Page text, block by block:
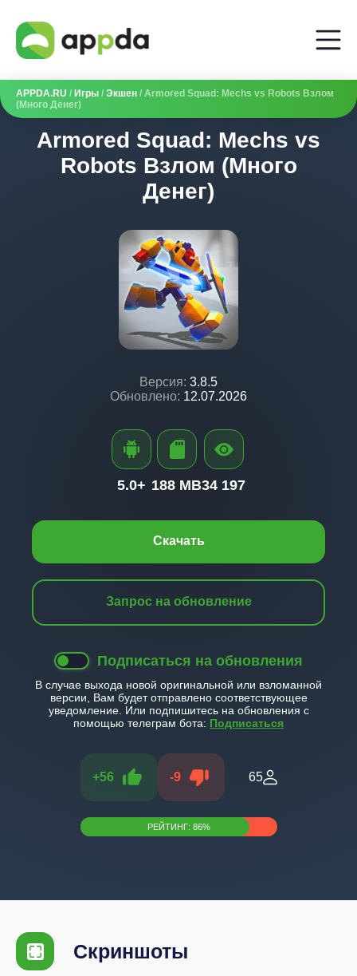
APPDA.RU / Игры / Экшен / Armored Squad: Mechs vs Robots Взлом
(Много Денег)
Armored Squad: Mechs vs
Robots Взлом (Много
Денег)
Версия: 3.8.5
Обновлено: 12.07.2026
Скачать
Запрос на обновление
Подписаться на обновления
В случае выхода новой оригинальной или взломанной
версии, Вам будет отправлено соответствующее
уведомление. Или подпишитесь на обновления с
помощью телеграм бота: Подписаться
+56 -9 65
РЕЙТИНГ: 86%
5.0+ 188 MB34 197
Скриншоты